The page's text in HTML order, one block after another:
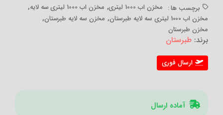
برچسب ها : مخزن اب 1000 لیتری , مخزن اب 1000 لیتری سه لایه ,
مخزن اب 1000 لیتری سه لایه طبرستان , مخزن سه لایه طبرستان,
مخزن طبرستان
برند: طبرستان
ارسال فوری
آماده ارسال